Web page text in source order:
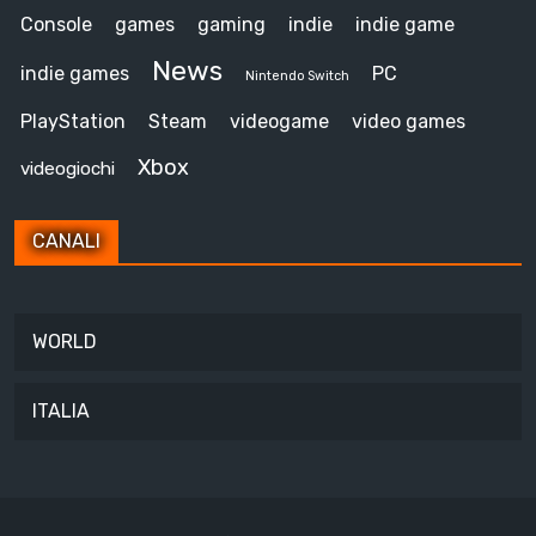
Console games gaming indie indie game
indie games News Nintendo Switch PC
PlayStation Steam videogame video games
videogiochi Xbox
CANALI
WORLD
ITALIA